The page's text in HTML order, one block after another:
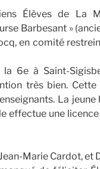
Élèves de La
Barbesant »
en comité
la 6e à Saint-
très bien.
La jeune
effectue une
Marie Cardot, et